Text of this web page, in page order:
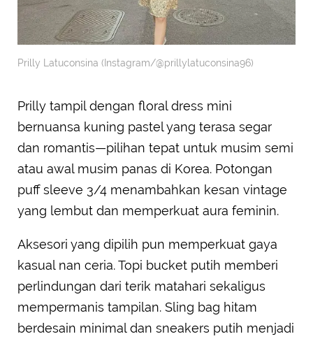
Prilly Latuconsina (Instagram/@prillylatuconsina96)
Prilly tampil dengan floral dress mini
bernuansa kuning pastel yang terasa segar
dan romantis—pilihan tepat untuk musim semi
atau awal musim panas di Korea. Potongan
puff sleeve 3/4 menambahkan kesan vintage
yang lembut dan memperkuat aura feminin.
Aksesori yang dipilih pun memperkuat gaya
kasual nan ceria. Topi bucket putih memberi
perlindungan dari terik matahari sekaligus
mempermanis tampilan. Sling bag hitam
berdesain minimal dan sneakers putih menjadi